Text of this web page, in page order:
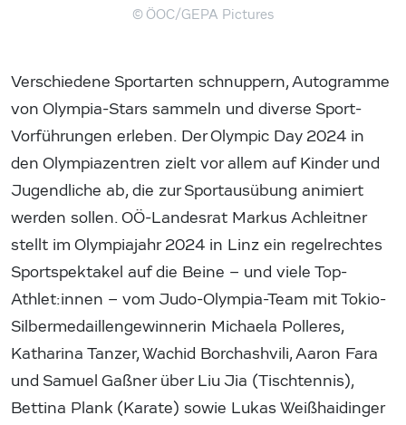
© ÖOC/GEPA Pictures
Verschiedene Sportarten schnuppern, Autogramme
von Olympia-Stars sammeln und diverse Sport-
Vorführungen erleben. Der Olympic Day 2024 in
den Olympiazentren zielt vor allem auf Kinder und
Jugendliche ab, die zur Sportausübung animiert
werden sollen. OÖ-Landesrat Markus Achleitner
stellt im Olympiajahr 2024 in Linz ein regelrechtes
Sportspektakel auf die Beine – und viele Top-
Athlet:innen – vom Judo-Olympia-Team mit Tokio-
Silbermedaillengewinnerin Michaela Polleres,
Katharina Tanzer, Wachid Borchashvili, Aaron Fara
und Samuel Gaßner über Liu Jia (Tischtennis),
Bettina Plank (Karate) sowie Lukas Weißhaidinger